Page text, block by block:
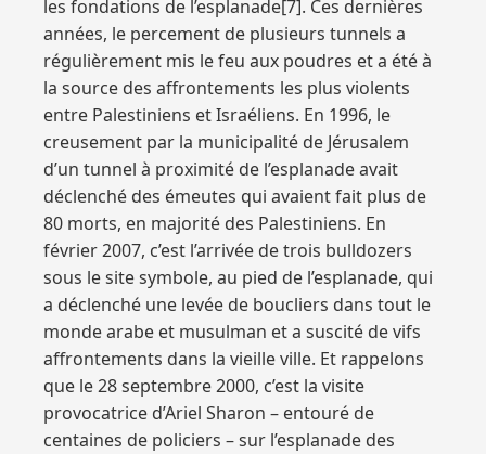
les fondations de l’esplanade[7]. Ces dernières
années, le percement de plusieurs tunnels a
régulièrement mis le feu aux poudres et a été à
la source des affrontements les plus violents
entre Palestiniens et Israéliens. En 1996, le
creusement par la municipalité de Jérusalem
d’un tunnel à proximité de l’esplanade avait
déclenché des émeutes qui avaient fait plus de
80 morts, en majorité des Palestiniens. En
février 2007, c’est l’arrivée de trois bulldozers
sous le site symbole, au pied de l’esplanade, qui
a déclenché une levée de boucliers dans tout le
monde arabe et musulman et a suscité de vifs
affrontements dans la vieille ville. Et rappelons
que le 28 septembre 2000, c’est la visite
provocatrice d’Ariel Sharon – entouré de
centaines de policiers – sur l’esplanade des